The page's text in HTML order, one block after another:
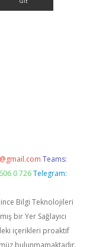
Teams:
0 726 Telegram:
Bilgi Teknolojileri
bir Yer Sağlayıcı
içerikleri proaktif
bulunmamaktadır.